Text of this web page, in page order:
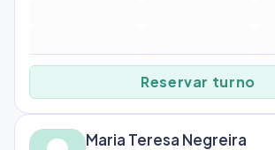
Reservar turno
Maria Teresa Negreira